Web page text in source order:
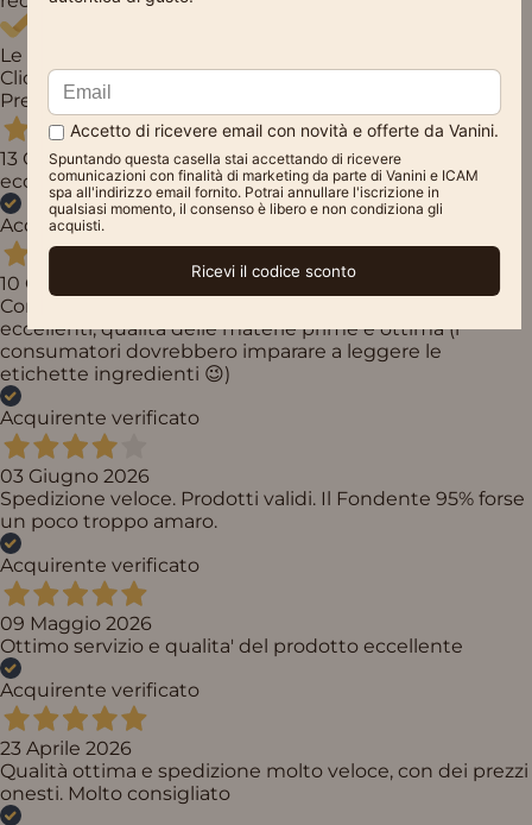
Le nostre recensioni a 4 e 5 stelle.
Clicca qui per leggerle tutte >
Precedente
13 Giugno 2026
eccellente
Acquirente verificato
10 Giugno 2026
Consegna e imballaggio ineccepibili. I prodotti sono
eccellenti, qualità delle materie prime è ottima (i
consumatori dovrebbero imparare a leggere le
etichette ingredienti 😉)
Acquirente verificato
03 Giugno 2026
Spedizione veloce. Prodotti validi. Il Fondente 95% forse
un poco troppo amaro.
Acquirente verificato
09 Maggio 2026
Ottimo servizio e qualita' del prodotto eccellente
Acquirente verificato
23 Aprile 2026
Qualità ottima e spedizione molto veloce, con dei prezzi
onesti. Molto consigliato